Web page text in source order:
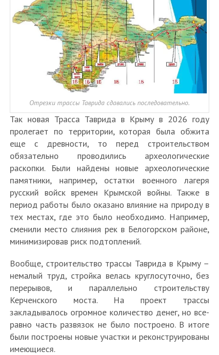
Отрезки трассы Таврида сдавались последовательно.
Так новая Трасса Таврида в Крыму в 2026 году
пролегает по территории, которая была обжита
еще с древности, то перед строительством
обязательно проводились археологические
раскопки. Были найдены новые археологические
памятники, например, остатки военного лагеря
русский войск времен Крымской войны. Также в
период работы было оказано влияние на природу в
тех местах, где это было необходимо. Например,
сменили место слияния рек в Белогорском районе,
минимизировав риск подтоплений.
Вообще, строительство трассы Таврида в Крыму –
немалый труд, стройка велась круглосуточно, без
перерывов, и параллельно строительству
Керченского моста. На проект трассы
закладывалось огромное количество денег, но все-
равно часть развязок не было построено. В итоге
были построены новые участки и реконструированы
имеющиеся.